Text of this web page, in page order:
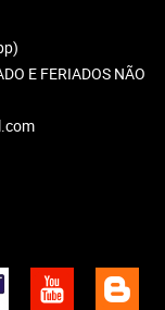
E FERIADOS NÃO